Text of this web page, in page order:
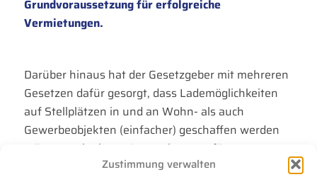
Zustimmung verwalten
Grundvoraussetzung für erfolgreiche
Vermietungen.
Darüber hinaus hat der Gesetzgeber mit mehreren
Gesetzen dafür gesorgt, dass Lademöglichkeiten
auf Stellplätzen in und an Wohn- als auch
Gewerbeobjekten (einfacher) geschaffen werden
müssen. Mit einem Gesamtkonzept für
Ladeinfrastruktur geht Hymes auf die